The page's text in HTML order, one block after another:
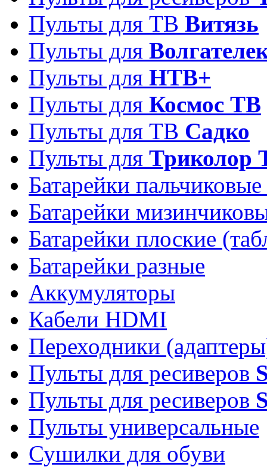
Пульты для ТВ Витязь
Пульты для
Пульты для НТВ+
Пульты для Космос ТВ
Пульты для ТВ Садко
Пульты для Триколор
Батарейки
Батарейки
Батарейки плоские
Батарейки разные
Аккумуляторы
Кабели HDMI
Переходники
Пульты для ресиверов
Пульты для ресиверов
Пульты универсальные
Сушилки для обуви